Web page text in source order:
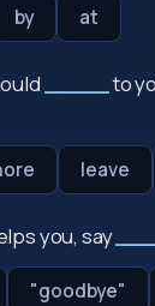
by at
to
leave
you, say
"goodbye"